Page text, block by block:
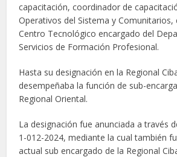
capacitación, coordinador de
Operativos del Sistema y Comunitarios,
Centro Tecnológico encargado del
Servicios de Formación Profesional.
Hasta su designación en la Regional
desempeñaba la función de sub-
Regional Oriental.
La designación fue anunciada a través
1-012-2024, mediante la cual también
actual sub encargado de la Regional